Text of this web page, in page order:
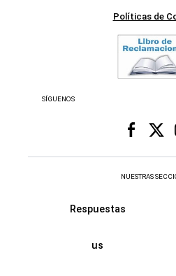
Políticas de
SÍGUENOS
NUESTRAS
Respuestas
us